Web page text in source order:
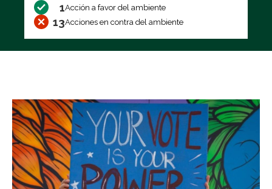
1Acción a favor del ambiente
13Acciones en contra del ambiente